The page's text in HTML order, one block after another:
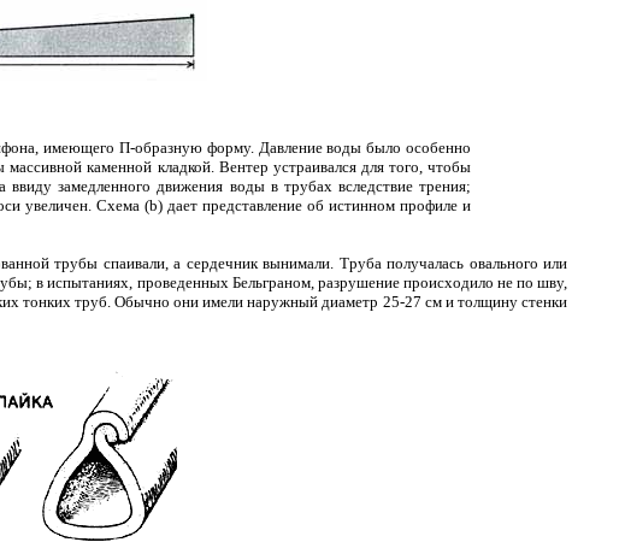
имеющего П-образную форму. Давление воды было особенно
каменной кладкой. Вентер устраивался для того, чтобы
замедленного движения воды в трубах вследствие трения;
увеличен. Схема (b) дает представление об истинном профиле и
трубы спаивали, а сердечник вынимали. Труба получалась овального или
в испытаниях, проведенных Бельграном, разрушение происходило не по шву,
тонких труб. Обычно они имели наружный диаметр 25-27 см и толщину стенки